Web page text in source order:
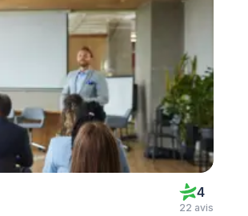
4
22 avis